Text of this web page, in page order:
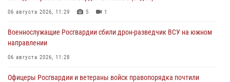
06 августа 2026, 11:29 5 1
Военнослужащие Росгвардии сбили дрон-разведчик ВСУ на южном
направлении
06 августа 2026, 11:28
Офицеры Росгвардии и ветераны войск правопорядка почтили